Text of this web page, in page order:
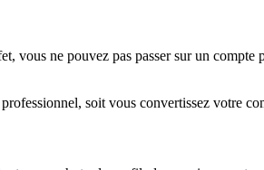
ne pouvez pas passer sur un
soit vous convertissez votre